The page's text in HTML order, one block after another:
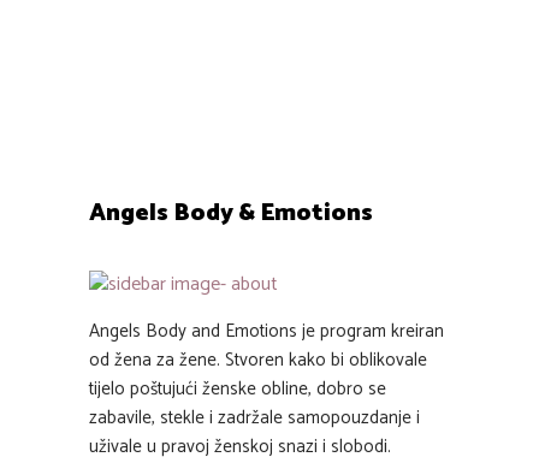
Angels Body & Emotions
Angels Body and Emotions je program kreiran
od žena za žene. Stvoren kako bi oblikovale
tijelo poštujući ženske obline, dobro se
zabavile, stekle i zadržale samopouzdanje i
uživale u pravoj ženskoj snazi i slobodi.